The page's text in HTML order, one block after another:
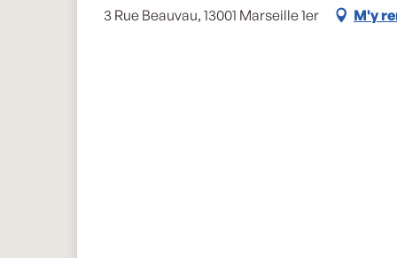
3 Rue Beauvau, 13001 Marseille 1er M'y